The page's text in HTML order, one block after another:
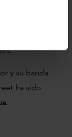
de conciertos
y su banda
ha sido
.